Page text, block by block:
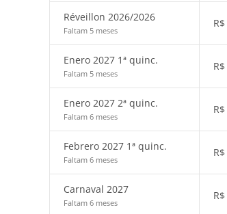
Réveillon 2026/2026
Faltam 5 meses
R$
Enero 2027 1ª quinc.
Faltam 5 meses
R$
Enero 2027 2ª quinc.
Faltam 6 meses
R$
Febrero 2027 1ª quinc.
Faltam 6 meses
R$
Carnaval 2027
Faltam 6 meses
R$